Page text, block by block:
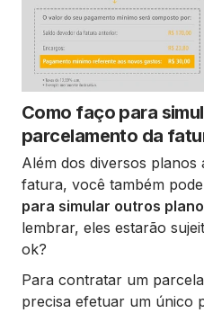
Como faço para
parcelamento da
Além dos diversos planos
fatura, você também pode
para simular outros
lembrar, eles estarão
ok?
Para contratar um
precisa efetuar um único